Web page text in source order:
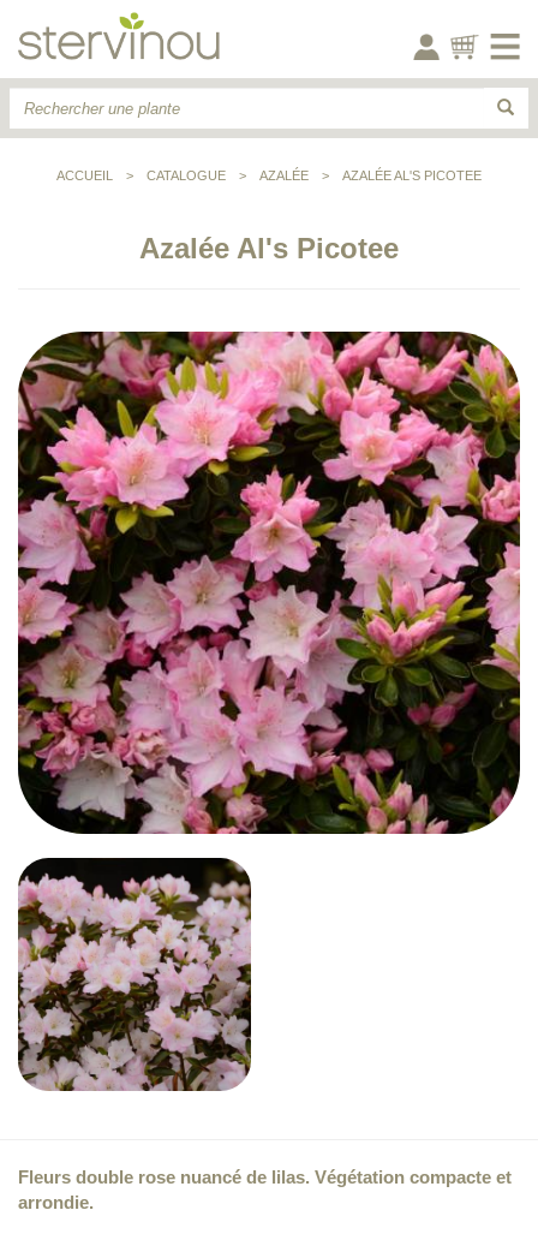
ACCUEIL > CATALOGUE > AZALÉE > AZALÉE AL'S PICOTEE
Azalée Al's Picotee
Fleurs double rose nuancé de lilas. Végétation compacte et
arrondie.